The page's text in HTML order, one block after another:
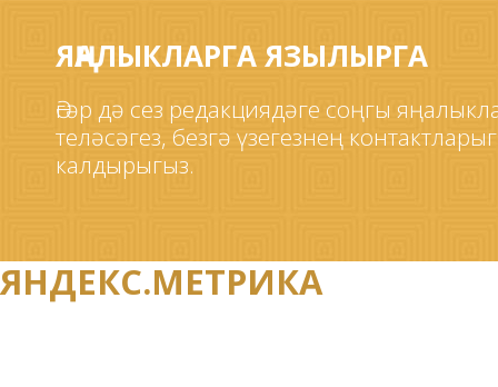
ЯҢАЛЫКЛАРГА ЯЗЫЛЫРГА
Әгәр дә сез редакциядәге соңгы
теләсәгез, безгә үзегезнең
калдырыгыз.
ЯНДЕКС.МЕТРИКА